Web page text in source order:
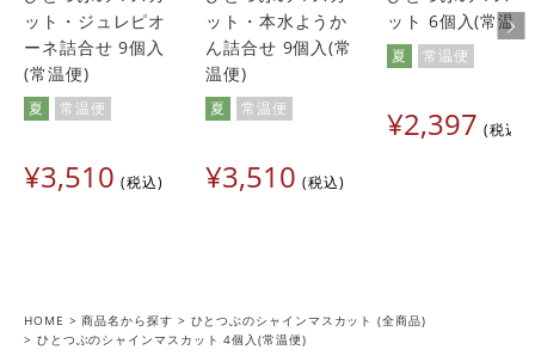
ット・ジュレピオ
ーネ詰合せ 9個入
(常温便)
夏 常温便
¥3,510 税込
ット・本水ようか
ん詰合せ 9個入(常
温便)
夏 常温便
¥3,510 税込
ット 6個入(常温
夏 常温便
¥2,397 税込
HOME 商品名から探す
ひとつぶのシャインマスカット (全商品)
ひとつぶのシャインマスカット 4個入(常温便)